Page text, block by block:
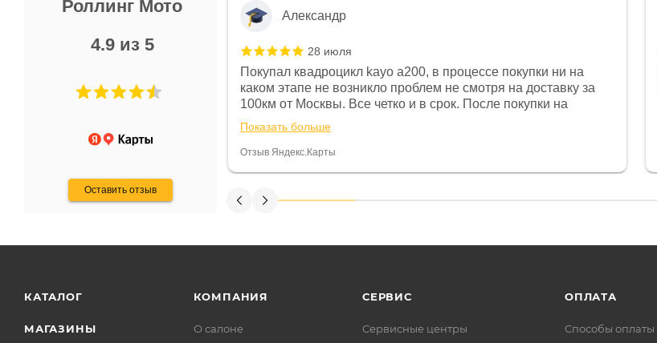
Роллинг Мото
4.9 из 5
Оставить отзыв
Не понравились условия
и дают только на год)
Александр
28 июля
Покупал квадроцикл kayo a200, в процессе покупки ни на
каком этапе не возникло проблем не смотря на доставку за
100км от Москвы. Все четко и в срок. После покупки на
спидометре всегда был 0, при этом представители магазина
постоянно были на связи и в итоге проблема была решена.
Считаю, что это говорит о небезразличии к клиенту после
Показать больше
Отзыв Яндекс.Карты
КАТАЛОГ
МАГАЗИНЫ
КОМПАНИЯ
О салоне
СЕРВИС
Сервисные центры
ОПЛАТА
Способы оплаты